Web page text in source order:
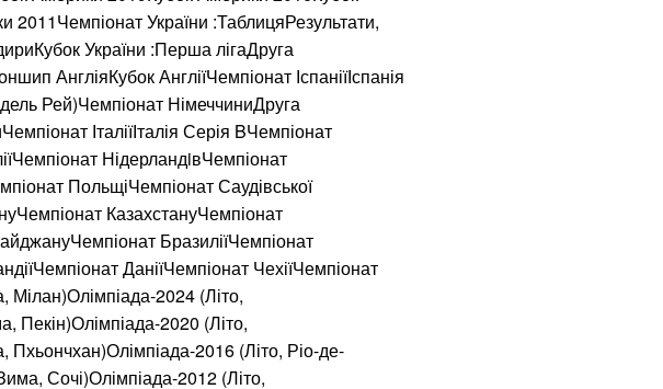
України :ТаблицяРезультати,
України :Перша лігаДруга
АнгліяКубок АнгліїЧемпіонат ІспаніїІспанія
Рей)Чемпіонат НімеччиниДруга
ІталіїІталія Серія BЧемпіонат
НідерландiвЧемпіонат
ПольщіЧемпіонат Саудівської
КазахстануЧемпіонат
БразиліїЧемпіонат
ДаніїЧемпіонат ЧехіїЧемпіонат
Мілан)Олімпіада-2024 (Літо,
Пекін)Олімпіада-2020 (Літо,
Пхьончхан)Олімпіада-2016 (Літо, Ріо-де-
Сочі)Олімпіада-2012 (Літо,